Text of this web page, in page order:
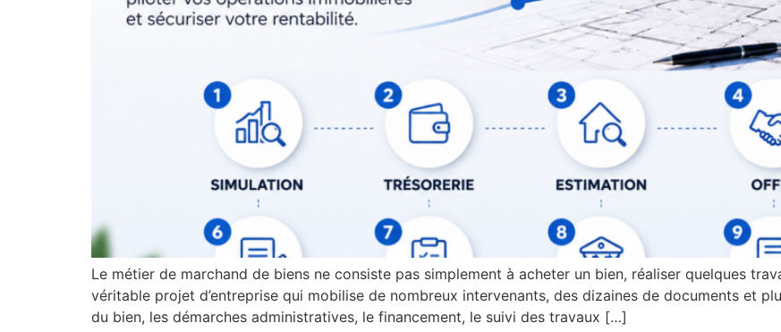
Le métier de marchand de biens ne consiste pas simplement à acheter un bien, réaliser quelques
véritable projet d’entreprise qui mobilise de nombreux intervenants, des dizaines de documents et
du bien, les démarches administratives, le financement, le suivi des travaux […]